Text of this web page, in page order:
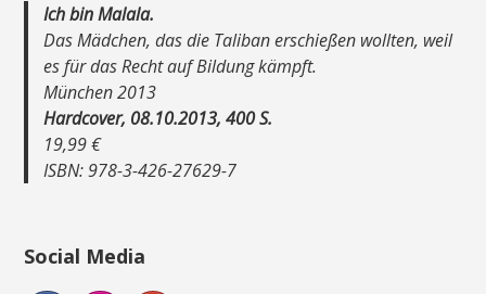
Ich bin Malala.
Das Mädchen, das die Taliban erschießen wollten, weil
es für das Recht auf Bildung kämpft.
München 2013
Hardcover, 08.10.2013, 400 S.
19,99 €
ISBN: 978-3-426-27629-7
Social Media